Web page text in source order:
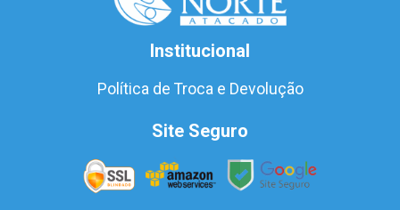
Institucional
Política de Troca e Devolução
Site Seguro